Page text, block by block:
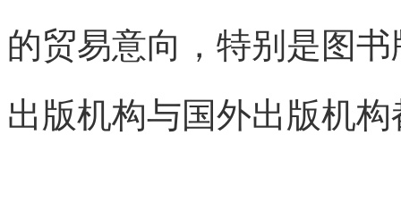
的贸易意向，特别是图
出版机构与国外出版机